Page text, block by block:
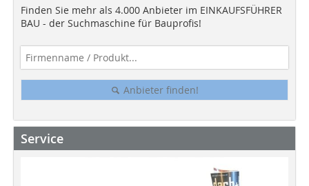
Finden Sie mehr als 4.000 Anbieter im EINKAUFSFÜHRER
BAU - der Suchmaschine für Bauprofis!
Anbieter finden!
Service